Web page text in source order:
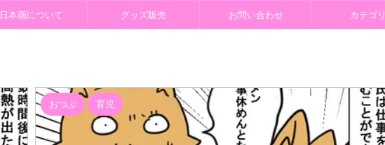
日本画について グッズ販売 お問い合わせ カテゴリ
おつぶ 育児